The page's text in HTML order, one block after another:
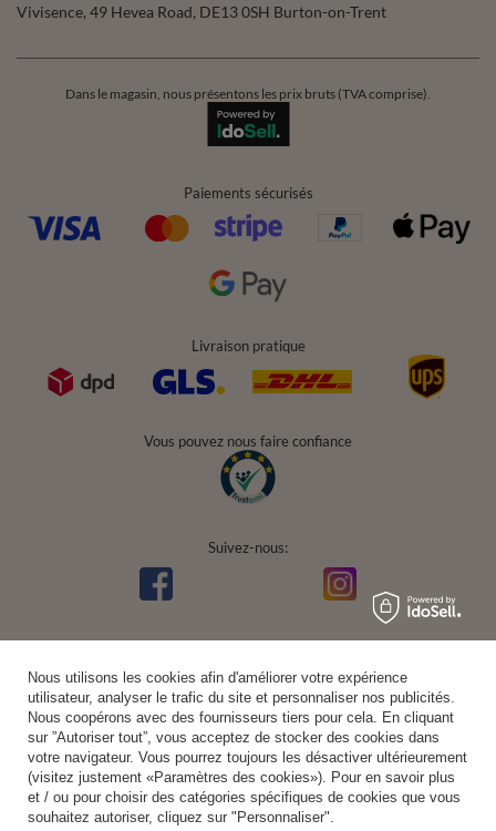
Vivisence, 49 Hevea Road, DE13 0SH Burton-on-Trent
Dans le magasin, nous présentons les prix bruts (TVA comprise).
Paiements sécurisés
Livraison pratique
Vous pouvez nous faire confiance
Suivez-nous:
Nous utilisons les cookies afin d'améliorer votre expérience
utilisateur, analyser le trafic du site et personnaliser nos publicités.
Nous coopérons avec des fournisseurs tiers pour cela. En cliquant
sur ”Autoriser tout”, vous acceptez de stocker des cookies dans
votre navigateur. Vous pourrez toujours les désactiver ultérieurement
(visitez justement «Paramètres des cookies»). Pour en savoir plus
et / ou pour choisir des catégories spécifiques de cookies que vous
souhaitez autoriser, cliquez sur "Personnaliser".